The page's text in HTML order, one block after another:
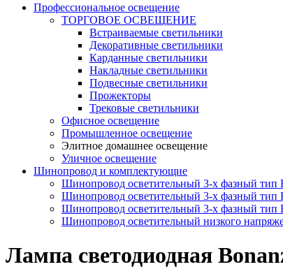
Профессиональное освещение
ТОРГОВОЕ ОСВЕЩЕНИЕ
Встраиваемые светильники
Декоративные светильники
Карданные светильники
Накладные светильники
Подвесные светильники
Прожекторы
Трековые светильники
Офисное освещение
Промышленное освещение
Элитное домашнее освещение
Уличное освещение
Шинопровод и комплектующие
Шинопровод осветительный 3-х фазный тип
Шинопровод осветительный 3-х фазный тип
Шинопровод осветительный 3-х фазный тип
Шинопровод осветительный низкого
Лампа светодиодная